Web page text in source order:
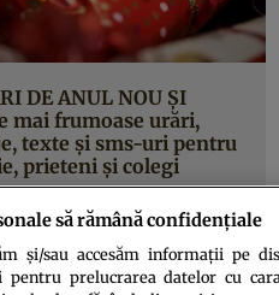
DE ANUL NOU ŞI
mai frumoase urări,
texte şi sms-uri pentru
prieteni şi colegi
să rămână confidențiale
și/sau accesăm informații pe
prelucrarea datelor cu